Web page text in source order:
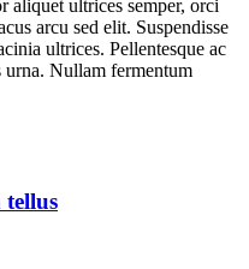
aliquet ultrices semper, orci
arcu sed elit. Suspendisse
ultrices. Pellentesque ac
urna. Nullam fermentum
tellus